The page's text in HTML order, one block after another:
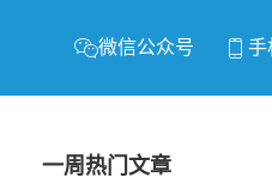
微信公众号 手
一周热门文章